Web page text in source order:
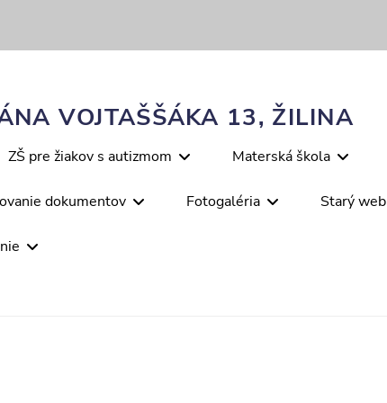
VOJTAŠŠÁKA 13, ŽILINA
ZŠ pre žiakov s autizmom Materská škola
dokumentov Fotogaléria Starý web